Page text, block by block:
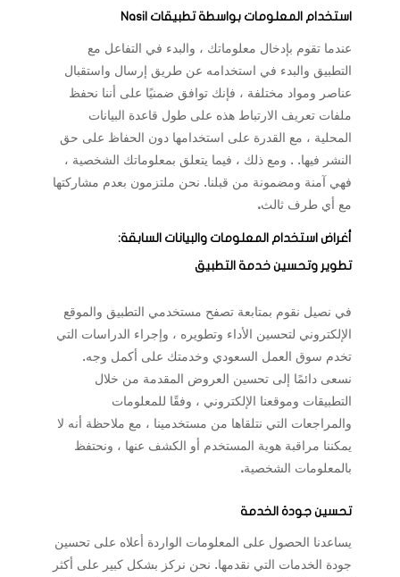
استخدام المعلومات بواسطة تطبيقات
عندما تقوم بإدخال معلوماتك ، والبدء في التفاعل مع
التطبيق والبدء في استخدامه عن طريق إرسال واستقبال
عناصر ومواد مختلفة ، فإنك توافق ضمنيًا على أننا نحفظ
ملفات تعريف الارتباط هذه على طول قاعدة البيانات
المحلية ، مع القدرة على استخدامها دون الحفاظ على حق
النشر فيها. . ومع ذلك ، فيما يتعلق بمعلوماتك الشخصية ،
فهي آمنة ومضمونة من قبلنا. نحن ملتزمون بعدم مشاركتها
مع أي طرف ثالث.
أغراض استخدام المعلومات والبيانات السابقة:
تطوير وتحسين خدمة التطبيق
في نصيل نقوم بمتابعة تصفح مستخدمي التطبيق والموقع
الإلكتروني لتحسين الأداء وتطويره ، وإجراء الدراسات التي
تخدم سوق العمل السعودي وخدمتك على أكمل وجه.
نسعى دائمًا إلى تحسين العروض المقدمة من خلال
التطبيقات وموقعنا الإلكتروني ، وفقًا للمعلومات
والمراجعات التي نتلقاها من مستخدمينا ، مع ملاحظة أنه لا
يمكننا مراقبة هوية المستخدم أو الكشف عنها ، ونحتفظ
بالمعلومات الشخصية.
تحسين جودة الخدمة
يساعدنا الحصول على المعلومات الواردة أعلاه على تحسين
جودة الخدمات التي نقدمها. نحن نركز بشكل كبير على أكثر